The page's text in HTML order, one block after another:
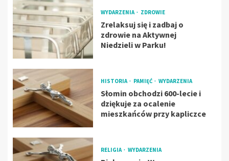
WYDARZENIA ZDROWIE
Zrelaksuj się i zadbaj o
zdrowie na Aktywnej
Niedzieli w Parku!
HISTORIA PAMIĘĆ WYDARZENIA
Słomin obchodzi 600-lecie i
dziękuje za ocalenie
mieszkańców przy kapliczce
RELIGIA WYDARZENIA